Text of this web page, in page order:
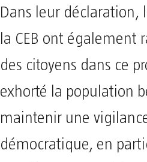
Dans leur déclaration,
la CEB ont également
des citoyens dans ce
exhorté la population
maintenir une
démocratique, en